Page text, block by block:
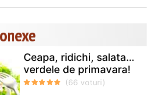
Ceapa, ridichi, salata…
verdele de primavara!